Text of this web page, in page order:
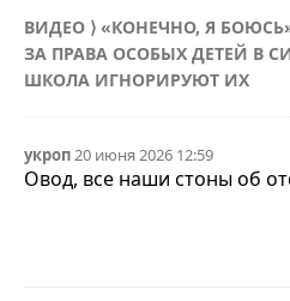
ВИДЕО ⟩ «КОНЕЧНО, Я
ЗА ПРАВА ОСОБЫХ ДЕТЕЙ В
ШКОЛА ИГНОРИРУЮТ ИХ
укроп20 июня 2026 12:59
Овод, все наши стоны об